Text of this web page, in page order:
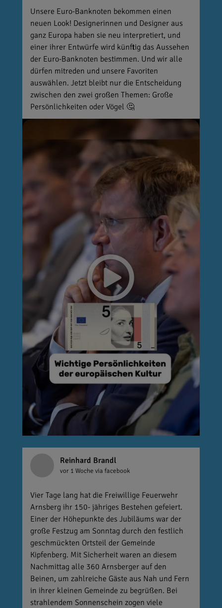
Unsere Euro-Banknoten bekommen einen
neuen Look! Designerinnen und Designer aus
ganz Europa haben sie neu interpretiert, und
einer ihrer Entwürfe wird künftig das Aussehen
der Euro-Banknoten bestimmen. Und wir alle
dürfen mitreden und unsere Favoriten
auswählen. Jetzt bleibt nur die Entscheidung
zwischen den zwei großen Themen: Große
Persönlichkeiten oder Vögel 🤔
Reinhard Brandl
vor 1 Woche via facebook
Vier Tage lang hat die Freiwillige Feuerwehr
Arnsberg ihr 150- jähriges Bestehen gefeiert.
Einer der Höhepunkte des Jubiläums war der
große Festzug am Sonntag durch den festlich
geschmückten Ortsteil der Gemeinde
Kipfenberg. Mit Sicherheit waren an diesem
Nachmittag alle 360 Arnsberger auf den
Beinen, um zahlreiche Gäste aus Nah und Fern
in ihrer kleinen Gemeinde zu begrüßen. Bei
strahlendem Sonnenschein zogen viele